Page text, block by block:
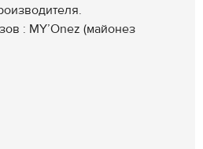
: MY’Onez (майонез